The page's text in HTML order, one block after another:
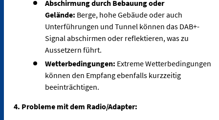
Abschirmung durch Bebauung oder
Gelände: Berge, hohe Gebäude oder auch
Unterführungen und Tunnel können das DAB+-
Signal abschirmen oder reflektieren, was zu
Aussetzern führt.
Wetterbedingungen: Extreme Wetterbedingungen
können den Empfang ebenfalls kurzzeitig
beeinträchtigen.
4. Probleme mit dem Radio/Adapter: